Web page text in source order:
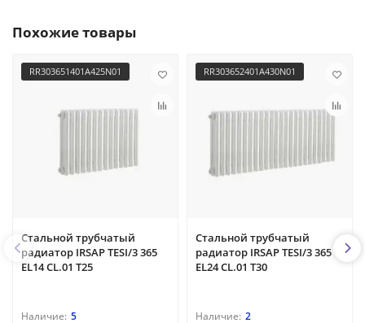
Похожие товары
RR303651401A425N01
Стальной трубчатый
радиатор IRSAP TESI/3 365
EL14 CL.01 T25
5
RR303652401A430N01
Стальной трубчатый
радиатор IRSAP TESI/3 365
EL24 CL.01 T30
2